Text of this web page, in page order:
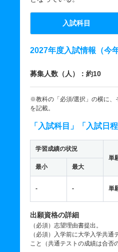
入試科目
2027年度入試情報（今
募集人数（人）：約10
※教科の「必須/選択」の横に、
を記載。
「入試科目」「入試日
学習成績の状況
単
最小 最大
- - 単
出願資格の詳細
（必須）志望理由書提出。
（必須）入学前に大学入学共
こと（共通テストの成績は合否